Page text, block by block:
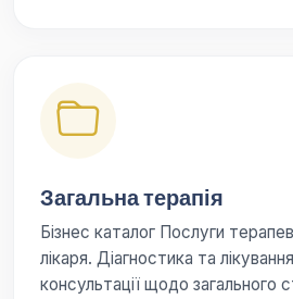
Загальна терапія
Бізнес каталог Послуги
лікаря. Діагностика та
консультації щодо загального